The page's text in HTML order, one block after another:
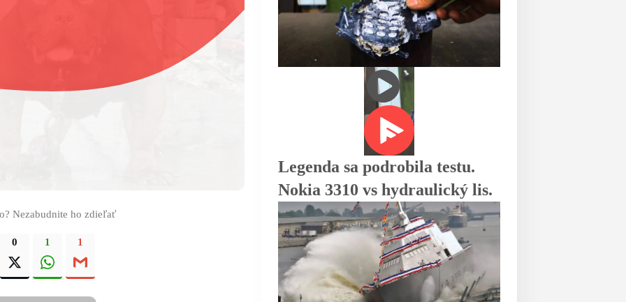
Nezabudnite ho zdieľať
0 1 1
Legenda sa podrobila testu.
Nokia 3310 vs hydraulický lis.